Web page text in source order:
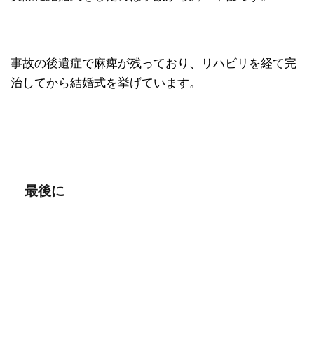
事故の後遺症で麻痺が残っており、リハビリを経て完
治してから結婚式を挙げています。
最後に